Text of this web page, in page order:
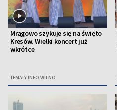
Mrągowo szykuje się na święto
Kresów. Wielki koncert już
wkrótce
TEMATY INFO WILNO